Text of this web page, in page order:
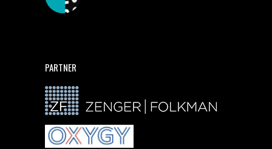
PARTNER